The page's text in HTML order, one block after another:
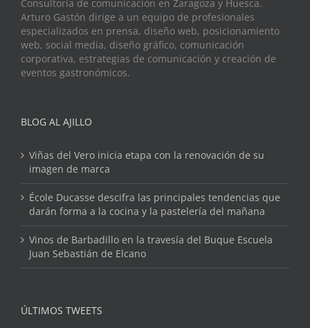
Consultoría de comunicación en Zaragoza y Huesca.
Arturo Gastón dirige a un equipo de profesionales
especializados en prensa, diseño web, posicionamiento
web, social media, diseño gráfico, comunicación
corporativa, estrategias de comunicación y creación de
eventos gastronómicos.
BLOG AL AJILLO
Viñas del Vero inicia etapa con la renovación de su
imagen de marca
École Ducasse descifra las principales tendencias que
darán forma a la cocina y la pastelería del mañana
Vinos de Barbadillo en la travesía del Buque Escuela
Juan Sebastián de Elcano
ÚLTIMOS TWEETS